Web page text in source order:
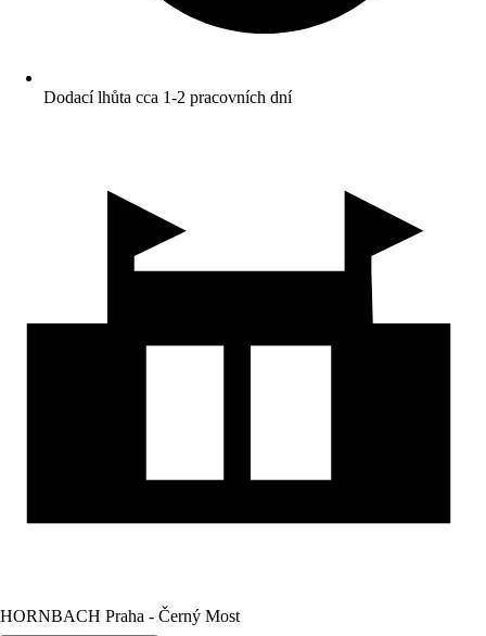
Dodací lhůta cca 1-2 pracovních dní
HORNBACH Praha - Černý Most